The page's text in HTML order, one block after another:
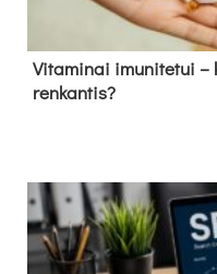
Vitaminai imunitetui –
renkantis?